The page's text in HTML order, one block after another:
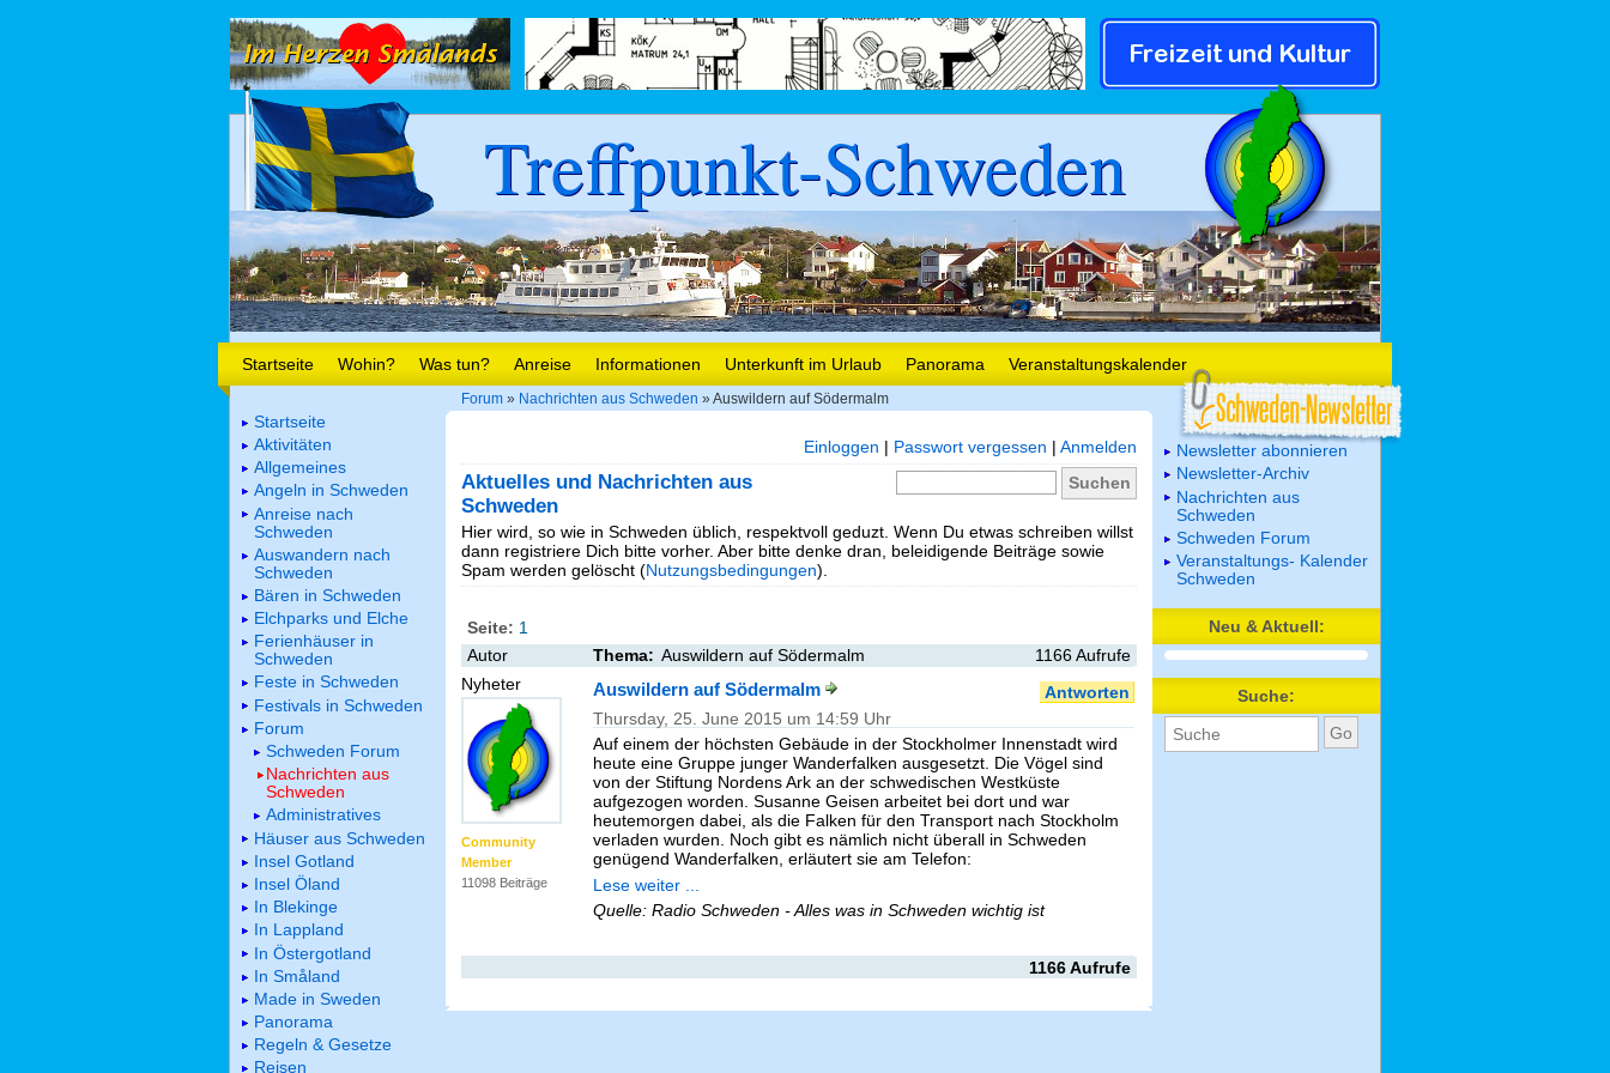
Treffpunkt-Schweden
Startseite Wohin? Was tun? Anreise Informationen Unterkunft im Urlaub Panorama Veranstaltungskalender
Forum » Nachrichten aus Schweden » Auswildern auf Södermalm
Einloggen | Passwort vergessen | Anmelden
Aktuelles und Nachrichten aus
Schweden
Hier wird, so wie in Schweden üblich, respektvoll geduzt. Wenn Du etwas schreiben willst
dann registriere Dich bitte vorher. Aber bitte denke dran, beleidigende Beiträge sowie
Spam werden gelöscht (Nutzungsbedingungen).
Seite: 1
Autor
Thema: Auswildern auf Södermalm
1166 Aufrufe
Nyheter
Community
Member
11098 Beiträge
Antworten
Auswildern auf Södermalm
Thursday, 25. June 2015 um 14:59 Uhr
Auf einem der höchsten Gebäude in der Stockholmer Innenstadt wird
heute eine Gruppe junger Wanderfalken ausgesetzt. Die Vögel sind
von der Stiftung Nordens Ark an der schwedischen Westküste
aufgezogen worden. Susanne Geisen arbeitet bei dort und war
heutemorgen dabei, als die Falken für den Transport nach Stockholm
verladen wurden. Noch gibt es nämlich nicht überall in Schweden
genügend Wanderfalken, erläutert sie am Telefon:
Lese weiter ...
Quelle: Radio Schweden - Alles was in Schweden wichtig ist
1166 Aufrufe
Startseite
Aktivitäten
Allgemeines
Angeln in Schweden
Anreise nach
Schweden
Auswandern nach
Schweden
Bären in Schweden
Elchparks und Elche
Ferienhäuser in
Schweden
Feste in Schweden
Festivals in Schweden
Forum
Schweden Forum
Nachrichten aus
Schweden
Administratives
Häuser aus Schweden
Insel Gotland
Insel Öland
In Blekinge
In Lappland
In Östergotland
In Småland
Made in Sweden
Panorama
Regeln & Gesetze
Reisen
Newsletter abonnieren
Newsletter-Archiv
Nachrichten aus
Schweden
Schweden Forum
Veranstaltungs- Kalender
Schweden
Neu & Aktuell:
Suche: